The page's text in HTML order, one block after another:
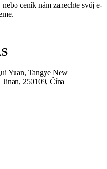
ceník nám zanechte svůj e-
Yuan, Tangye New
250109, Čína